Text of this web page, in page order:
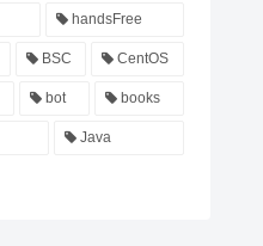
handsFree
BSC CentOS
bot books
Java